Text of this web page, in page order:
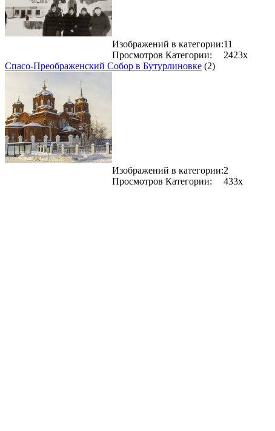
Изображений в категории:11
Просмотров Категории:
2423x
Спасо-Преображенский Собор в Бутурлиновке (2)
Изображений в категории:2
Просмотров Категории:
433x